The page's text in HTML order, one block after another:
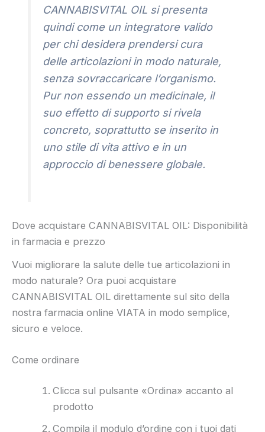
CANNABISVITAL OIL si presenta
quindi come un integratore valido
per chi desidera prendersi cura
delle articolazioni in modo naturale,
senza sovraccaricare l’organismo.
Pur non essendo un medicinale, il
suo effetto di supporto si rivela
concreto, soprattutto se inserito in
uno stile di vita attivo e in un
approccio di benessere globale.
Dove acquistare CANNABISVITAL OIL: Disponibilità
in farmacia e prezzo
Vuoi migliorare la salute delle tue articolazioni in
modo naturale? Ora puoi acquistare
CANNABISVITAL OIL direttamente sul sito della
nostra farmacia online VIATA in modo semplice,
sicuro e veloce.
Come ordinare
Clicca sul pulsante «Ordina» accanto al
prodotto
Compila il modulo d’ordine con i tuoi dati